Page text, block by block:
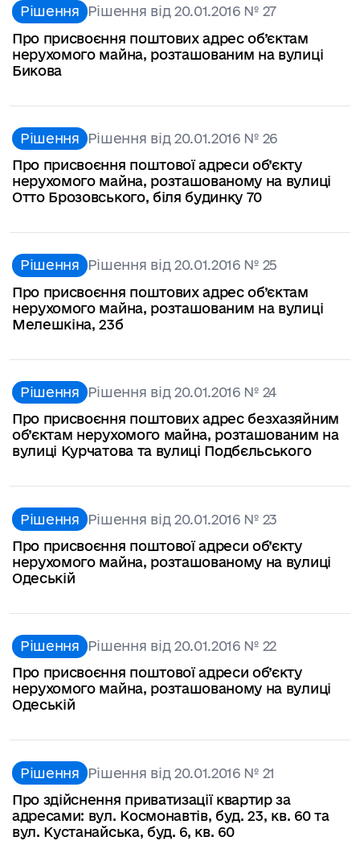
Рішення Рішення від 20.01.2016 № 27
Про присвоєння поштових адрес об’єктам
нерухомого майна, розташованим на вулиці
Бикова
Рішення Рішення від 20.01.2016 № 26
Про присвоєння поштової адреси об’єкту
нерухомого майна, розташованому на вулиці
Отто Брозовського, біля будинку 70
Рішення Рішення від 20.01.2016 № 25
Про присвоєння поштових адрес об’єктам
нерухомого майна, розташованим на вулиці
Мелешкіна, 23б
Рішення Рішення від 20.01.2016 № 24
Про присвоєння поштових адрес безхазяйним
об’єктам нерухомого майна, розташованим на
вулиці Курчатова та вулиці Подбєльського
Рішення Рішення від 20.01.2016 № 23
Про присвоєння поштової адреси об’єкту
нерухомого майна, розташованому на вулиці
Одеській
Рішення Рішення від 20.01.2016 № 22
Про присвоєння поштової адреси об’єкту
нерухомого майна, розташованому на вулиці
Одеській
Рішення Рішення від 20.01.2016 № 21
Про здійснення приватизації квартир за
адресами: вул. Космонавтів, буд. 23, кв. 60 та
вул. Кустанайська, буд. 6, кв. 60